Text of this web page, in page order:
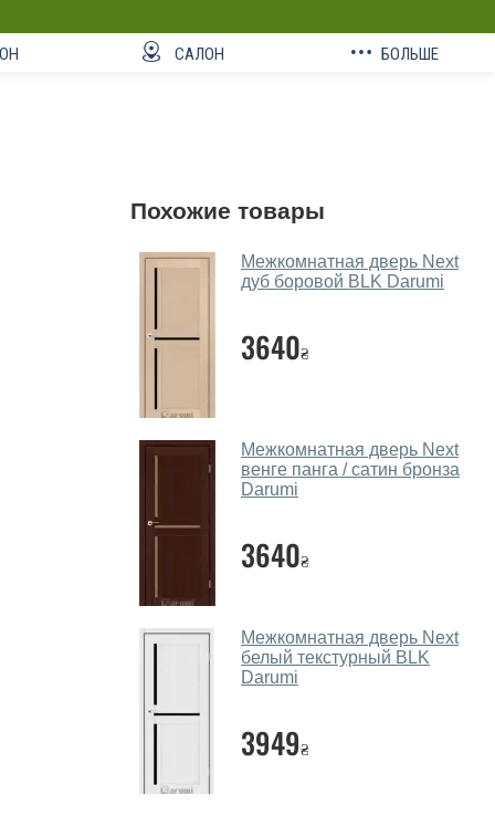
САЛОН БОЛЬШЕ
Похожие товары
Межкомнатная дверь Next
дуб боровой BLK Darumi
3640₴
Межкомнатная дверь Next
венге панга / сатин бронза
Darumi
3640₴
Межкомнатная дверь Next
белый текстурный BLK
Darumi
3949₴